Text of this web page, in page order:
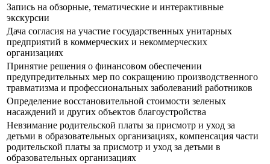
Запись на обзорные, тематические и интерактивные
экскурсии
Дача согласия на участие государственных унитарных
предприятий в коммерческих и некоммерческих
организациях
Принятие решения о финансовом обеспечении
предупредительных мер по сокращению производственного
травматизма и профессиональных заболеваний работников
Определение восстановительной стоимости зеленых
насаждений и других объектов благоустройства
Невзимание родительской платы за присмотр и уход за
детьми в образовательных организациях, компенсация части
родительской платы за присмотр и уход за детьми в
образовательных организациях